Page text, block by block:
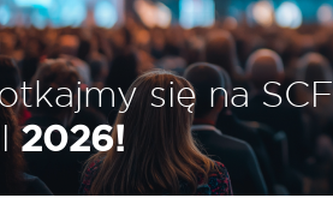
się na SCF
2026!